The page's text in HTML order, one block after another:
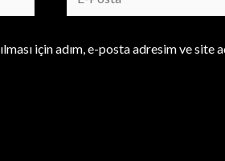
Posta*
için adım, e-posta adresim ve site